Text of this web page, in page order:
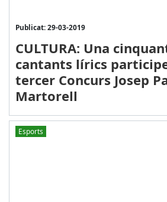
Publicat: 29-03-2019
CULTURA: Una
cantants lírics
tercer Concurs Josep
Martorell
Esports